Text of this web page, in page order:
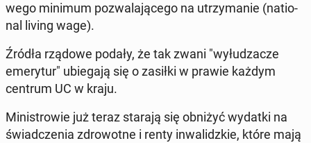
we­go minimum po­zwa­la­ją­ce­go na utrzy­ma­nie (na­tio­
nal living wage).
Źródła rządowe podały, że tak zwani "wy­łu­dza­cze
eme­ry­tur" ubie­ga­ją się o zasiłki w prawie każdym
centrum UC w kraju.
Mi­ni­stro­wie już teraz starają się obniżyć wydatki na
świad­cze­nia zdro­wot­ne i renty in­wa­lidz­kie, które mają